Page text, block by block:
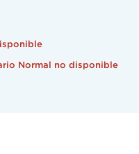
Normal no disponible